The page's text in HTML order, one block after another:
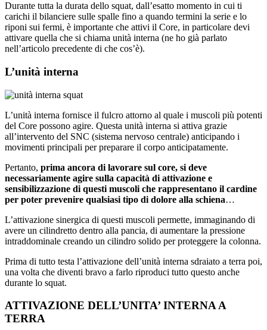
Durante tutta la durata dello squat, dall’esatto momento in cui ti
carichi il bilanciere sulle spalle fino a quando termini la serie e lo
riponi sui fermi, è importante che attivi il Core, in particolare devi
attivare quella che si chiama unità interna (ne ho già parlato
nell’articolo precedente di che cos’è).
L’unità interna
L’unità interna fornisce il fulcro attorno al quale i muscoli più potenti
del Core possono agire. Questa unità interna si attiva grazie
all’intervento del SNC (sistema nervoso centrale) anticipando i
movimenti principali per preparare il corpo anticipatamente.
Pertanto, prima ancora di lavorare sul core, si deve
necessariamente agire sulla capacità di attivazione e
sensibilizzazione di questi muscoli che rappresentano il cardine
per poter prevenire qualsiasi tipo di dolore alla schiena…
L’attivazione sinergica di questi muscoli permette, immaginando di
avere un cilindretto dentro alla pancia, di aumentare la pressione
intraddominale creando un cilindro solido per proteggere la colonna.
Prima di tutto testa l’attivazione dell’unità interna sdraiato a terra poi,
una volta che diventi bravo a farlo riproduci tutto questo anche
durante lo squat.
ATTIVAZIONE DELL’UNITA’ INTERNA A
TERRA